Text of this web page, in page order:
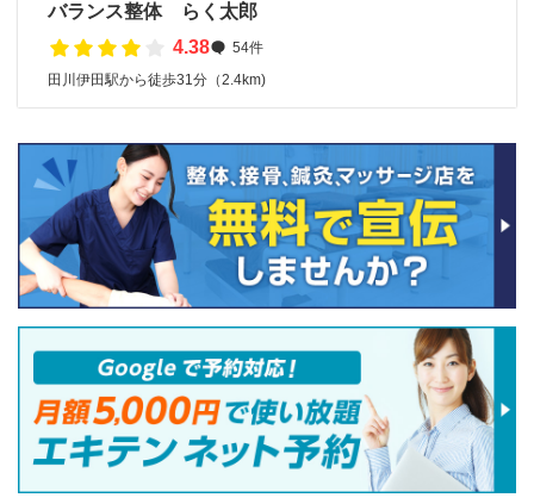
バランス整体 らく太郎
4.38
54件
田川伊田駅から徒歩31分（2.4km)